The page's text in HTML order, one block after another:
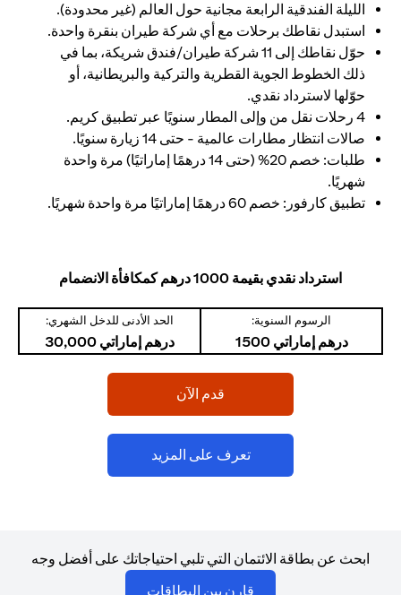
الليلة الفندقية الرابعة مجانية حول العالم (غير محدودة).
استبدل نقاطك برحلات مع أي شركة طيران بنقرة واحدة.
حوّل نقاطك إلى 11 شركة طيران/فندق شريكة، بما في
ذلك الخطوط الجوية القطرية والتركية والبريطانية، أو
حوّلها لاسترداد نقدي.
4 رحلات نقل من وإلى المطار سنويًا عبر تطبيق كريم.
صالات انتظار مطارات عالمية - حتى 14 زيارة سنويًا.
طلبات: خصم 20% (حتى 14 درهمًا إماراتيًا) مرة واحدة
شهريًا.
تطبيق كارفور: خصم 60 درهمًا إماراتيًا مرة واحدة شهريًا.
استرداد نقدي بقيمة 1000 درهم كمكافأة الانضمام
الرسوم السنوية:
درهم إماراتي 1500
الحد الأدنى للدخل الشهري:
درهم إماراتي 30,000
قدم الآن
تعرف على المزيد
ابحث عن بطاقة الائتمان التي تلبي احتياجاتك على أفضل وجه
قارن بين البطاقات